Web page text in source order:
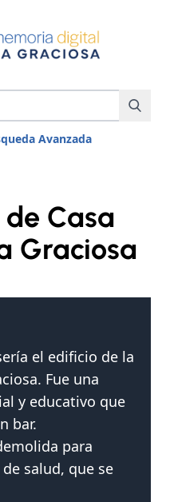
Avanzada
( 1) +
Casa
Graciosa
el edificio de la
Fue una
y educativo que
bar.
para
salud, que se